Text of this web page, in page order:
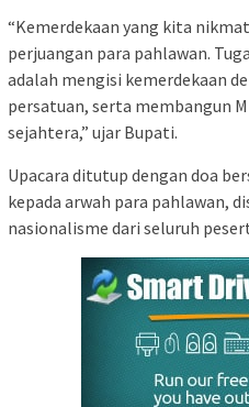
“Kemerdekaan yang kita
perjuangan para pahlawan.
adalah mengisi kemerdekaan
persatuan, serta membangun
sejahtera,” ujar Bupati.
Upacara ditutup dengan doa
kepada arwah para pahlawan,
nasionalisme dari seluruh